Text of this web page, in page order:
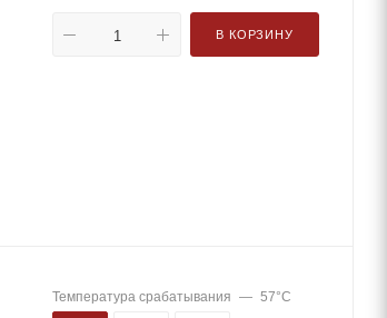
В КОРЗИНУ
Температура срабатывания — 57°С